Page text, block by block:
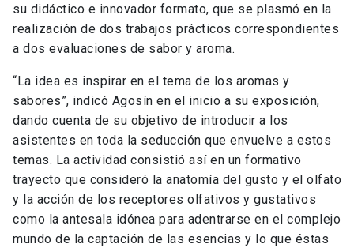
su didáctico e innovador formato, que se plasmó en la
realización de dos trabajos prácticos correspondientes
a dos evaluaciones de sabor y aroma.
“La idea es inspirar en el tema de los aromas y
sabores”, indicó Agosín en el inicio a su exposición,
dando cuenta de su objetivo de introducir a los
asistentes en toda la seducción que envuelve a estos
temas. La actividad consistió así en un formativo
trayecto que consideró la anatomía del gusto y el olfato
y la acción de los receptores olfativos y gustativos
como la antesala idónea para adentrarse en el complejo
mundo de la captación de las esencias y lo que éstas